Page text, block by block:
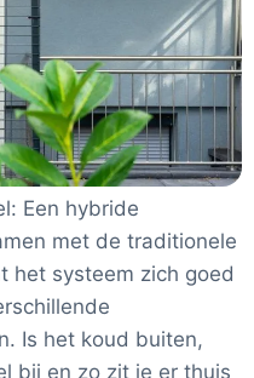
Een hybride
met de traditionele
het systeem zich goed
Is het koud buiten,
bij en zo zit je er thuis